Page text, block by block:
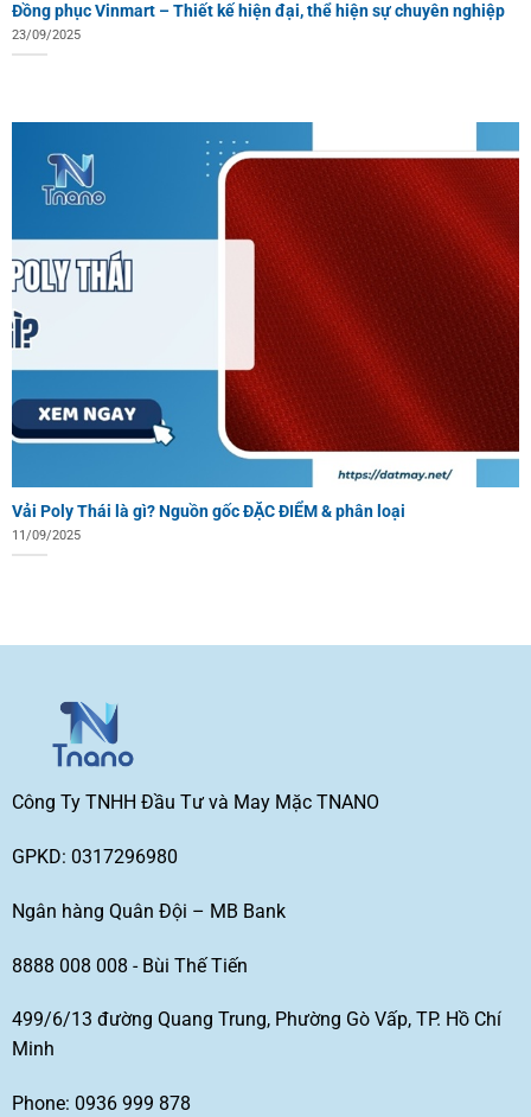
Đồng phục Vinmart – Thiết kế hiện đại, thể hiện sự chuyên nghiệp
23/09/2025
Vải Poly Thái là gì? Nguồn gốc ĐẶC ĐIỂM & phân loại
11/09/2025
Công Ty TNHH Đầu Tư và May Mặc TNANO
GPKD: 0317296980
Ngân hàng Quân Đội – MB Bank
8888 008 008 - Bùi Thế Tiến
499/6/13 đường Quang Trung, Phường Gò Vấp, TP. Hồ Chí
Minh
Phone: 0936 999 878